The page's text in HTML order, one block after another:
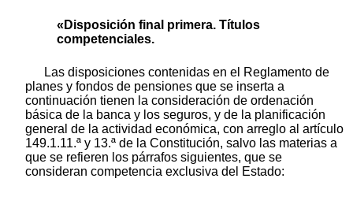
«Disposición final primera. Títulos
competenciales.
Las disposiciones contenidas en el Reglamento de
planes y fondos de pensiones que se inserta a
continuación tienen la consideración de ordenación
básica de la banca y los seguros, y de la planificación
general de la actividad económica, con arreglo al artículo
149.1.11.ª y 13.ª de la Constitución, salvo las materias a
que se refieren los párrafos siguientes, que se
consideran competencia exclusiva del Estado: